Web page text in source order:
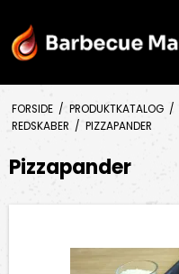
FORSIDE / PRODUKTKATALOG /
REDSKABER / PIZZAPANDER
Pizzapander